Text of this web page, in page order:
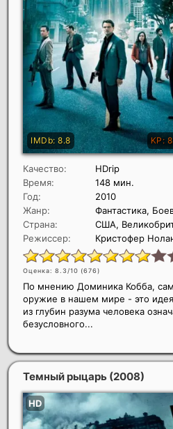
Качество:
HDrip
Время:
148 мин.
Год:
2010
Жанр:
Фантастика,
Страна:
США,
Режиссер:
Кристофер
Оценка: 8.3/10 (676)
По мнению Доминика Кобба,
оружие в нашем мире - это
из глубин разума человека
безусловного...
Темный рыцарь (2008)